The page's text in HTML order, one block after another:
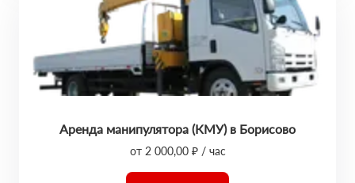
Аренда манипулятора (КМУ) в Борисово
от 2 000,00 ₽ / час